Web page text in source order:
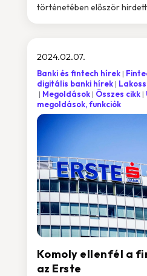
történetében először
Komoly ellenfél a
az Erste
2024.02.07.
Banki és fintech hírek
digitális banki hírek
Megoldások
Összes cikk
megoldások, funkciók